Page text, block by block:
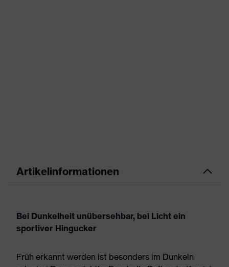
Artikelinformationen
Bei Dunkelheit unübersehbar, bei Licht ein
sportiver Hingucker
Früh erkannt werden ist besonders im Dunkeln